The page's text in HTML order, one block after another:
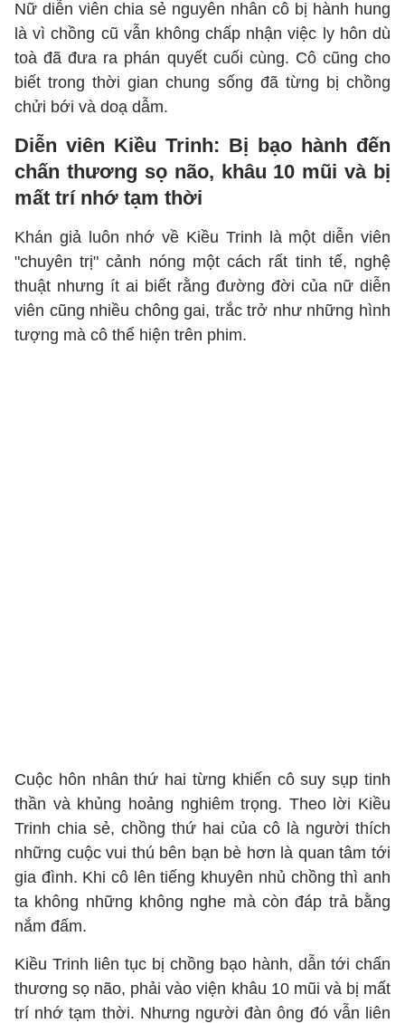
Nữ diễn viên chia sẻ nguyên nhân cô bị hành hung
là vì chồng cũ vẫn không chấp nhận việc ly hôn dù
toà đã đưa ra phán quyết cuối cùng. Cô cũng cho
biết trong thời gian chung sống đã từng bị chồng
chửi bới và doạ dẫm.
Diễn viên Kiều Trinh: Bị bạo hành đến
chấn thương sọ não, khâu 10 mũi và bị
mất trí nhớ tạm thời
Khán giả luôn nhớ về Kiều Trinh là một diễn viên
"chuyên trị" cảnh nóng một cách rất tinh tế, nghệ
thuật nhưng ít ai biết rằng đường đời của nữ diễn
viên cũng nhiều chông gai, trắc trở như những hình
tượng mà cô thể hiện trên phim.
Cuộc hôn nhân thứ hai từng khiến cô suy sụp tinh
thần và khủng hoảng nghiêm trọng. Theo lời Kiều
Trinh chia sẻ, chồng thứ hai của cô là người thích
những cuộc vui thú bên bạn bè hơn là quan tâm tới
gia đình. Khi cô lên tiếng khuyên nhủ chồng thì anh
ta không những không nghe mà còn đáp trả bằng
nắm đấm.
Kiều Trinh liên tục bị chồng bạo hành, dẫn tới chấn
thương sọ não, phải vào viện khâu 10 mũi và bị mất
trí nhớ tạm thời. Nhưng người đàn ông đó vẫn liên